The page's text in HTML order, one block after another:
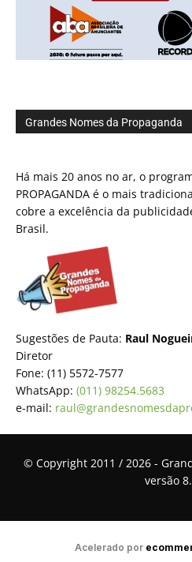
Grandes Nomes da Propaganda
Há mais 20 anos no ar, o
PROPAGANDA é o mais
cobre a excelência da
Brasil.
Sugestões de Pauta: Raul
Diretor
Fone: (11) 5572-7577
WhatsApp: (011) 98254.5683
e-mail:
© Copyright 2011 / 2026 -
versão
Acelerado por